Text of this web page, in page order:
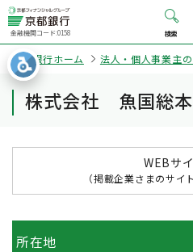
金融機関コード:0158 検索
京都銀行ホーム 法人・個人事業主
株式会社 魚国総
WEBサ
（掲載企業さまのサイ
所在地